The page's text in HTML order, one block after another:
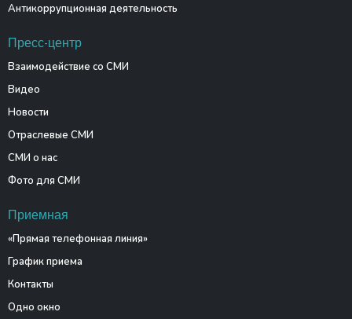
Антикоррупционная деятельность
Пресс-центр
Взаимодействие со СМИ
Видео
Новости
Отраслевые СМИ
СМИ о нас
Фото для СМИ
Приемная
«Прямая телефонная линия»
График приема
Контакты
Одно окно